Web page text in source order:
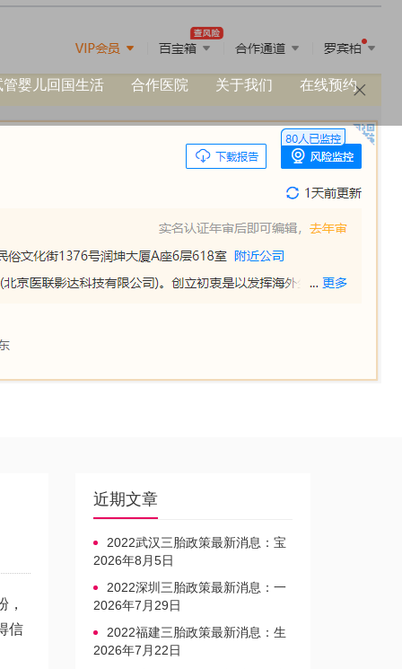
管婴儿回国生活 合作医院 关于我们 在线预约
，
信
近期文章
2022武汉三胎政策最新消息：宝
宝上户口不再罚款
2026年8月5日
2022深圳三胎政策最新消息：一
文读懂上户口是否罚款
2026年7月29日
2022福建三胎政策最新消息：生
育奖励发放迎新标准
2026年7月22日